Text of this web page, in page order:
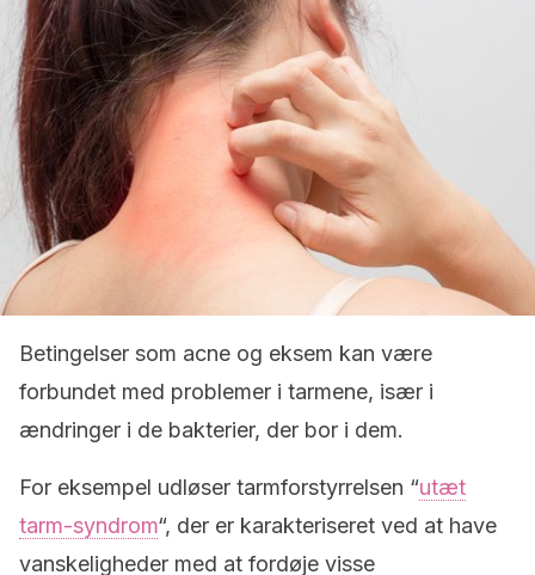
Betingelser som acne og eksem kan være
forbundet med problemer i tarmene, især i
ændringer i de bakterier, der bor i dem.
For eksempel udløser tarmforstyrrelsen “utæt
tarm-syndrom“, der er karakteriseret ved at have
vanskeligheder med at fordøje visse